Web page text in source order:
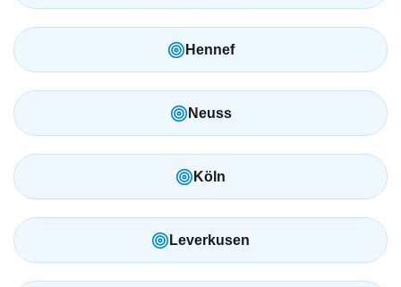
Hennef
Neuss
Köln
Leverkusen